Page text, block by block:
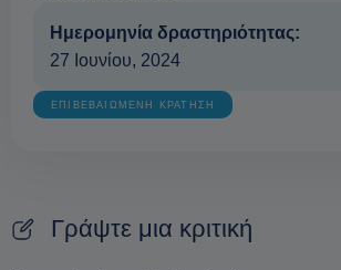
Ημερομηνία δραστηριότητας:
27 Ιουνίου, 2024
ΕΠΙΒΕΒΑΙΩΜΕΝΗ ΚΡΑΤΗΣΗ
Γράψτε μια κριτική